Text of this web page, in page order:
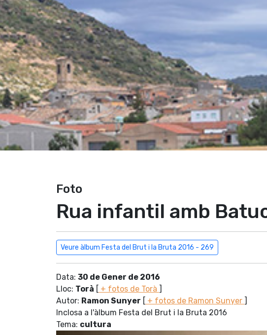
Foto
Rua infantil amb
Veure àlbum Festa del Brut i la Bruta 2016 - 269
Data: 30 de Gener de 2016
Lloc: Torà [ + fotos de Torà ]
Autor: Ramon Sunyer [ + fotos de Ramon Sunyer ]
Inclosa a l'àlbum Festa del Brut i la Bruta 2016
Tema: cultura